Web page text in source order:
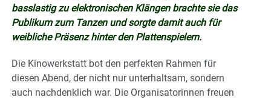
basslastig zu elektronischen Klängen brachte sie das
Publikum zum Tanzen und sorgte damit auch für
weibliche Präsenz hinter den Plattenspielern.
Die Kinowerkstatt bot den perfekten Rahmen für
diesen Abend, der nicht nur unterhaltsam, sondern
auch nachdenklich war. Die Organisatorinnen freuen